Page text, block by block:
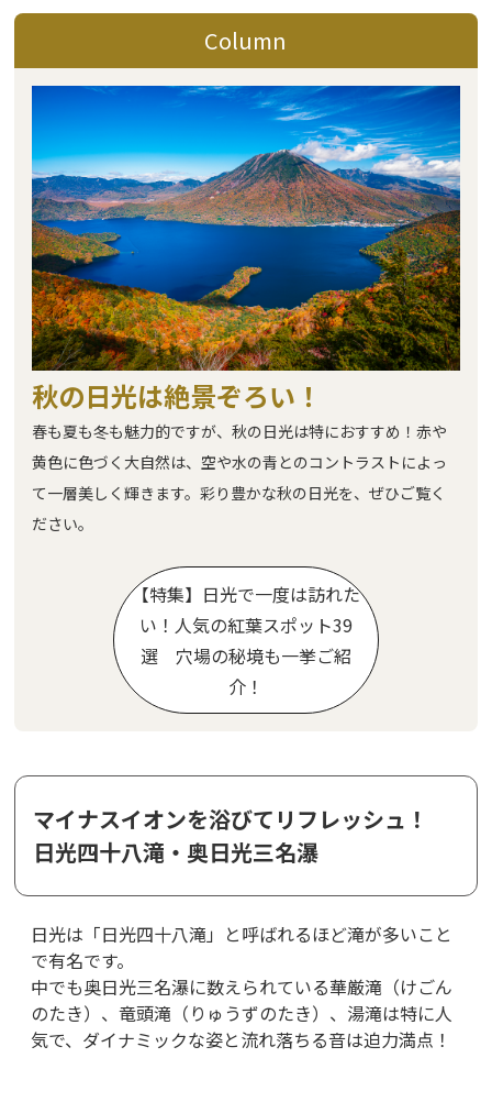
Column
秋の日光は絶景ぞろい！
春も夏も冬も魅力的ですが、秋の日光は特におすすめ！赤や
黄色に色づく大自然は、空や水の青とのコントラストによっ
て一層美しく輝きます。彩り豊かな秋の日光を、ぜひご覧く
ださい。
【特集】日光で一度は訪れた
い！人気の紅葉スポット39
選 穴場の秘境も一挙ご紹
介！
マイナスイオンを浴びてリフレッシュ！
日光四十八滝・奥日光三名瀑
日光は「日光四十八滝」と呼ばれるほど滝が多いこと
で有名です。
中でも奥日光三名瀑に数えられている華厳滝（けごん
のたき）、竜頭滝（りゅうずのたき）、湯滝は特に人
気で、ダイナミックな姿と流れ落ちる音は迫力満点！